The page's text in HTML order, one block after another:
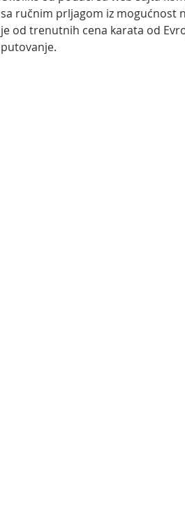
sa ručnim prljagom iz mogućnost
je od trenutnih cena karata od
putovanje.